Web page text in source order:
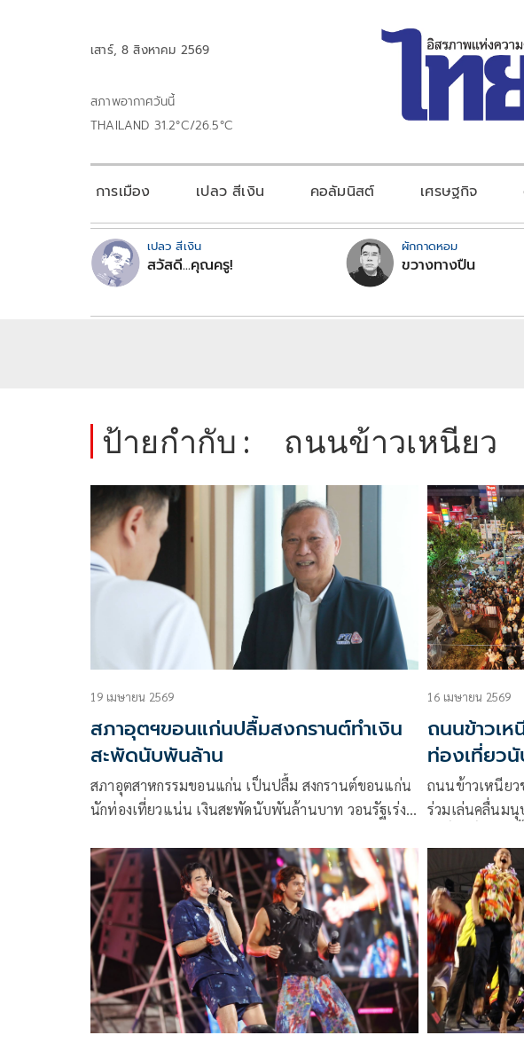
เสาร์, 8 สิงหาคม 2569
สภาพอากาศวันนี้
THAILAND 31.2°C/26.5°C
การเมือง เปลว สีเงิน คอลัมนิสต์ เศรษฐกิจ
เปลว สีเงิน
สวัสดี...คุณครู!
ผักกาดหอม
ขวางทางปืน
ป้ายกำกับ : ถนนข้าวเหนียว
19 เมษายน 2569
สภาอุตฯขอนแก่นปลื้มสงกรานต์ทำเงิน
สะพัดนับพันล้าน
สภาอุตสาหกรรมขอนแก่น เป็นปลื้ม สงกรานต์ขอนแก่น
นักท่องเที่ยวแน่น เงินสะพัดนับพันล้านบาท วอนรัฐเร่ง
ต่อก่อนถึงฤดูท่องเที่ยวปลายปี
16 เมษายน 2569
ถนนข้าวเ
ท่องเที่ยว
สุดท้าย
ถนนข้าวเหนีย
ร่วมเล่นคลื่นมนุ
ปลอดภัยหายห่